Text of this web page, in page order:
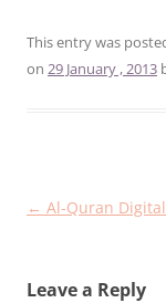
This entry was
on 29 January , 2013
Post
← Al-Quran Digital
Leave a Reply